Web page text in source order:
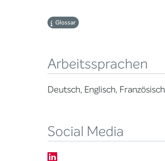
Glossar
Arbeitssprachen
Deutsch, Englisch, Französisch
Social Media